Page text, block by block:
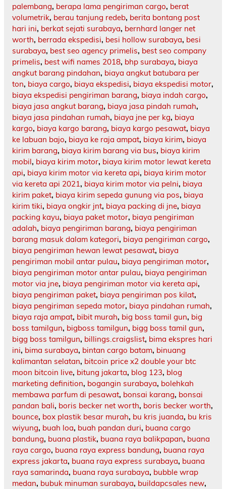
palembang, berapa lama pengiriman cargo, berat
volumetrik, berau tanjung redeb, berita bontang post
hari ini, berkat sejati surabaya, bernhard langer net
worth, berrada ekspedisi, besi hollow surabaya, besi
surabaya, best seo agency primelis, best seo company
primelis, best wifi names 2018, bhp surabaya, biaya
angkut barang pindahan, biaya angkut batubara per
ton, biaya cargo, biaya ekspedisi, biaya ekspedisi motor,
biaya ekspedisi pengiriman barang, biaya indah cargo,
biaya jasa angkut barang, biaya jasa pindah rumah,
biaya jasa pindahan rumah, biaya jne per kg, biaya
kargo, biaya kargo barang, biaya kargo pesawat, biaya
ke labuan bajo, biaya ke raja ampat, biaya kirim, biaya
kirim barang, biaya kirim barang via bus, biaya kirim
mobil, biaya kirim motor, biaya kirim motor lewat kereta
api, biaya kirim motor via kereta api, biaya kirim motor
via kereta api 2021, biaya kirim motor via pelni, biaya
kirim paket, biaya kirim sepeda gunung via pos, biaya
kirim tiki, biaya ongkir jnt, biaya packing di jne, biaya
packing kayu, biaya paket motor, biaya pengiriman
adalah, biaya pengiriman barang, biaya pengiriman
barang masuk dalam kategori, biaya pengiriman cargo,
biaya pengiriman hewan lewat pesawat, biaya
pengiriman mobil antar pulau, biaya pengiriman motor,
biaya pengiriman motor antar pulau, biaya pengiriman
motor via jne, biaya pengiriman motor via kereta api,
biaya pengiriman paket, biaya pengiriman pos kilat,
biaya pengiriman sepeda motor, biaya pindahan rumah,
biaya raja ampat, bibit murah, big boss tamil gun, big
boss tamilgun, bigboss tamilgun, bigg boss tamil gun,
bigg boss tamilgun, billings.craigslist, bima ekspres hari
ini, bima surabaya, bintan cargo batam, binuang
kalimantan selatan, bitcoin price x2 double your btc
moon bitcoin live, bitung jakarta, blog 123, blog
marketing definition, bogangin surabaya, bolehkah
membawa parfum di pesawat, bonsai karang, bonsai
pandan bali, boris becker net worth, boris becker worth,
bounce, box plastik besar murah, bu kris juanda, bu kris
wiyung, buah loa, buah pandan duri, buana cargo
bandung, buana plastik, buana raya balikpapan, buana
raya cargo, buana raya express bandung, buana raya
express jakarta, buana raya express surabaya, buana
raya samarinda, buana raya surabaya, bubble wrap
medan, bubuk minuman surabaya, buildapcsales new,